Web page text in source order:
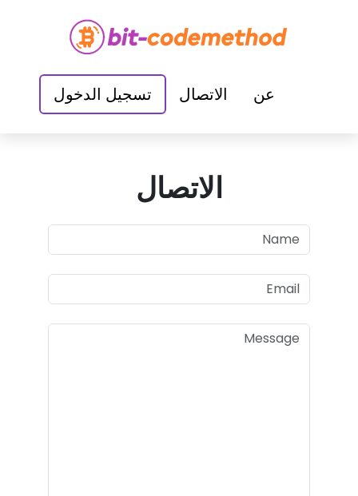
عن الاتصال تسجيل الدخول
الاتصال